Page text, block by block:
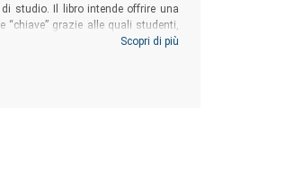
studio. Il libro intende offrire una
“chiave” grazie alle quali studenti,
fenomeno delle disuguaglianze
Scopri di più